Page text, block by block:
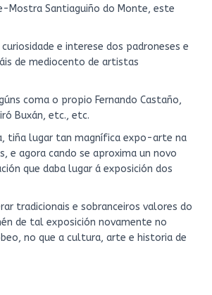
Mostra Santiaguiño do Monte, este
e interese dos padroneses e
de mediocento de artistas
coma o propio Fernando Castaño,
Buxán, etc., etc.
tiña lugar tan magnífica expo-arte na
e agora cando se aproxima un novo
que daba lugar á exposición dos
tradicionais e sobranceiros valores do
de tal exposición novamente no
no que a cultura, arte e historia de